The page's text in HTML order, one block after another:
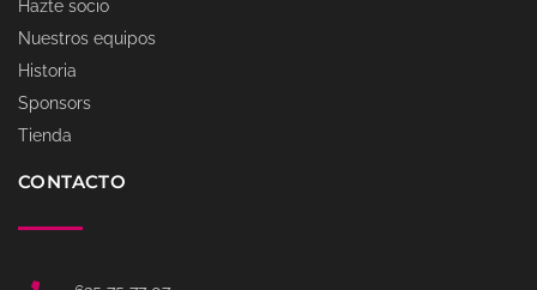
Hazte socio
Nuestros equipos
Historia
Sponsors
Tienda
CONTACTO